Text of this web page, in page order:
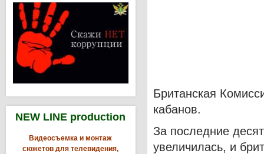
NEW LINE production
Видеосъемка и монтаж
сюжетов для телевидения,
Британская
кабанов.
За последние
увеличилась, и